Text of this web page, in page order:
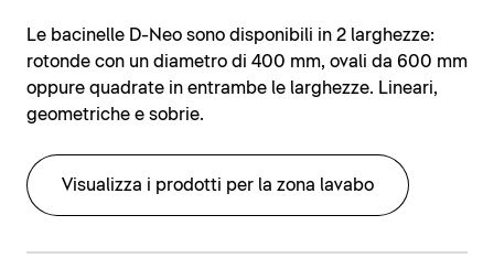
Le bacinelle D-Neo sono disponibili in 2 larghezze:
rotonde con un diametro di 400 mm, ovali da 600 mm
oppure quadrate in entrambe le larghezze. Lineari,
geometriche e sobrie.
Visualizza i prodotti per la zona lavabo